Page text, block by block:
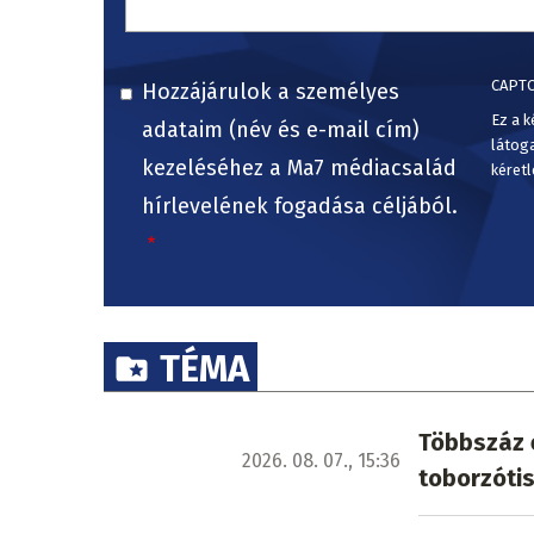
Hozzájárulok a személyes
adataim (név és e-mail cím)
kezeléséhez a Ma7 médiacsalád
hírlevelének fogadása céljából.
Ez a
TÉMA
2026. 08. 07., 15:36